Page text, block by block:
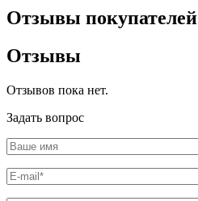
Отзывы покупателей
Отзывы
Отзывов пока нет.
Задать вопрос